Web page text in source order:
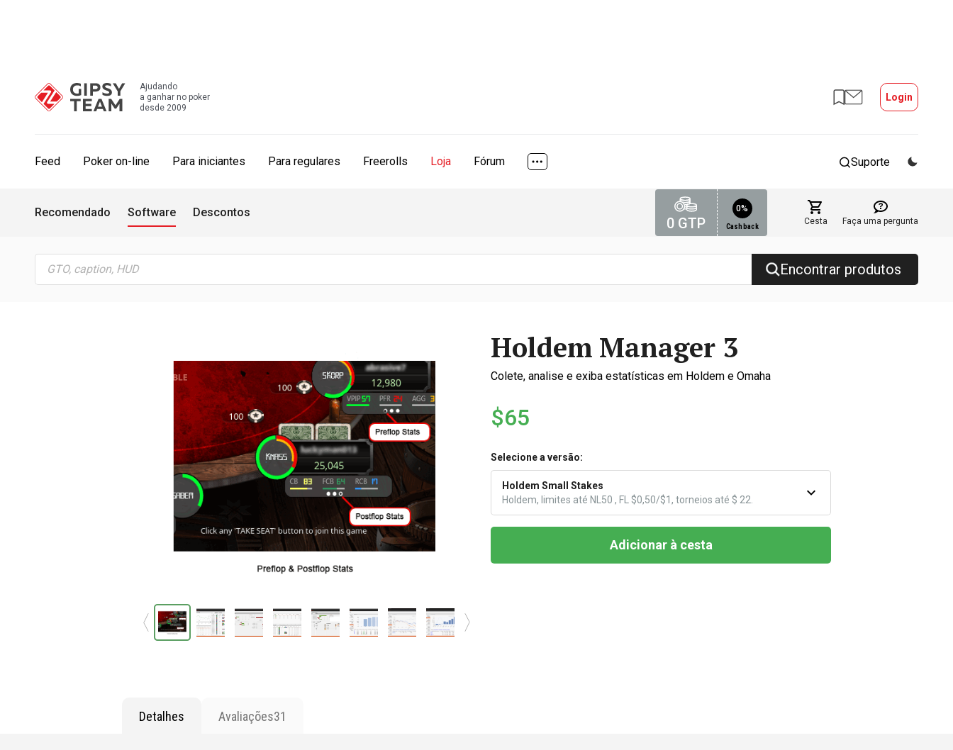
Ajudando
a ganhar no poker
desde 2009
Login
Feed Poker on-line Para iniciantes Para regulares Freerolls Loja Fórum Suporte
Recomendado Software Descontos
0 GTP
0%
Cashback
Cesta Faça uma pergunta
Encontrar produtos
Holdem Manager 3
Colete, analise e exiba estatísticas em Holdem e Omaha
$65
Selecione a versão:
Holdem Small Stakes
Holdem, limites até NL50 , FL $0,50/$1, torneios até $ 22.
Adicionar à cesta
Detalhes Avaliações31